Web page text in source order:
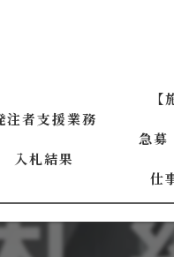
注者支援業務
入札結果
【
急
仕
兵庫